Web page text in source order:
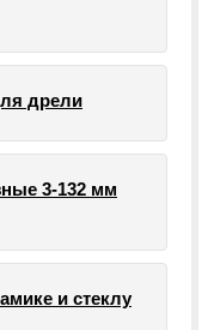
дрели
3-132 мм
и стеклу